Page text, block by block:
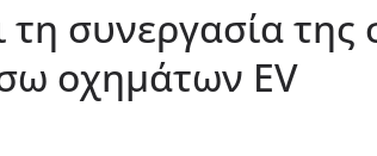
τη συνεργασία
οχημάτων EV